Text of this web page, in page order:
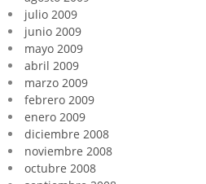
julio 2009
junio 2009
mayo 2009
abril 2009
marzo 2009
febrero 2009
enero 2009
diciembre 2008
noviembre 2008
octubre 2008